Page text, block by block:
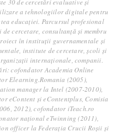
30 de cercetări evaluative și
a tehnologiilor digitale pentru
educației. Parcursul profesional
cercetare, consultanță și membru
în instituții guvernamentale și
institute de cercetare, școli și
internaționale, companii.
cofondator Academia Online
Elearning.Romania (2005),
manager la Intel (2007-2010),
eContent și eContentplus, Comisia
2012), cofondator iTeach.ro
național eTwinning (2011),
officer la Federația Crucii Roșii și